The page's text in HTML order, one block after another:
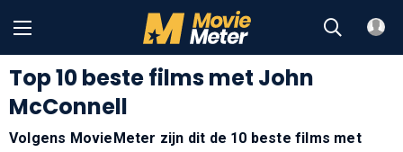
Top 10 beste films met John
McConnell
Volgens MovieMeter zijn dit de 10 beste films met